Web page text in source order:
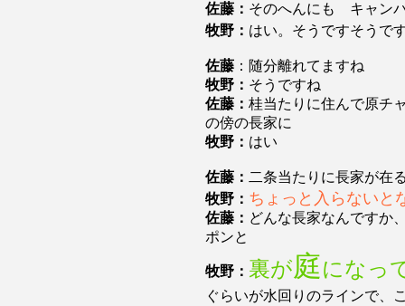
佐藤： そのへんにも キャン
牧野： はい。そうですそうで
佐藤 ：随分離れてますね
牧野： そうですね
佐藤： 桂当たりに住んで原チ
の傍の長家に
牧野： はい
佐藤： 二条当たりに長家が在
牧野： ちょっと入らないと
佐藤： どんな長家なんです
ポンと
牧野： 裏が庭になっ
ぐらいが水回りのラインで、